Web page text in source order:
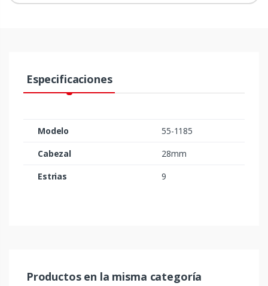
Especificaciones
Modelo
55-1185
Cabezal
28mm
Estrias
9
Productos en la misma categoría